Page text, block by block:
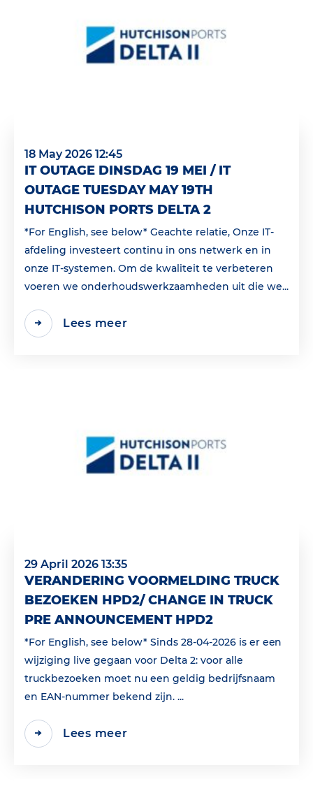
18 May 2026 12:45
IT OUTAGE DINSDAG 19 MEI / IT
OUTAGE TUESDAY MAY 19TH
HUTCHISON PORTS DELTA 2
*For English, see below* Geachte relatie, Onze IT-
afdeling investeert continu in ons netwerk en in
onze IT-systemen. Om de kwaliteit te verbeteren
voeren we onderhoudswerkzaamheden uit die we...
Lees meer
29 April 2026 13:35
VERANDERING VOORMELDING TRUCK
BEZOEKEN HPD2/ CHANGE IN TRUCK
PRE ANNOUNCEMENT HPD2
*For English, see below* Sinds 28-04-2026 is er een
wijziging live gegaan voor Delta 2: voor alle
truckbezoeken moet nu een geldig bedrijfsnaam
en EAN‑nummer bekend zijn. ...
Lees meer